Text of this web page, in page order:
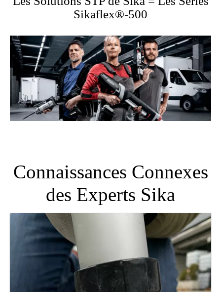
Sikaflex®-500
Connaissances Connexes
des Experts Sika